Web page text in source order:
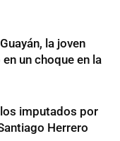
la joven
un choque en la
imputados por
Herrero